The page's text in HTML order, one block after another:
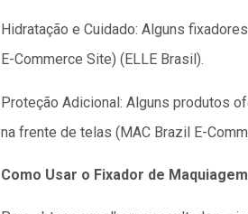
Hidratação e Cuidado: Alguns
E-Commerce Site)​​ (ELLE Brasil)​.
Proteção Adicional: Alguns produtos
na frente de telas​ (MAC Brazil E-
Como Usar o Fixador de Maquiagem